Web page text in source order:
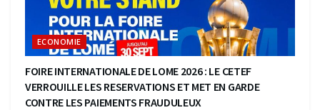
ECONOMIE
FOIRE INTERNATIONALE DE LOME 2026 : LE CETEF
VERROUILLE LES RESERVATIONS ET MET EN GARDE
CONTRE LES PAIEMENTS FRAUDULEUX